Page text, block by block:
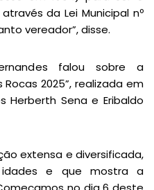
da Lei Municipal nº
vereador”, disse.
falou sobre a
2025”, realizada em
Herberth Sena e Eribaldo
extensa e diversificada,
e que mostra a